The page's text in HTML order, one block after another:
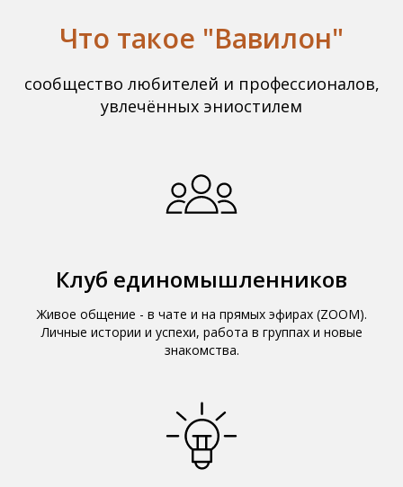
Что такое "Вавилон"
сообщество любителей и профессионалов,
увлечённых эниостилем
Клуб единомышленников
Живое общение - в чате и на прямых эфирах (ZOOM).
Личные истории и успехи, работа в группах и новые
знакомства.